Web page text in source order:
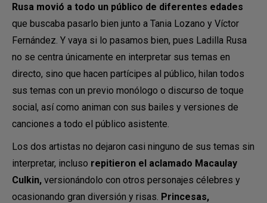
Rusa movió a todo un público de diferentes edades
que buscaba pasarlo bien junto a Tania Lozano y Víctor
Fernández. Y vaya si lo pasamos bien, pues Ladilla Rusa
no se centra únicamente en interpretar sus temas en
directo, sino que hacen partícipes al público, hilan todos
sus temas con un previo monólogo o discurso de toque
social, así como animan con sus bailes y versiones de
canciones a todo el público asistente.
Los dos artistas no dejaron casi ninguno de sus temas sin
interpretar, incluso repitieron el aclamado Macaulay
Culkin, versionándolo con otros personajes célebres y
ocasionando gran diversión y risas. Princesas,